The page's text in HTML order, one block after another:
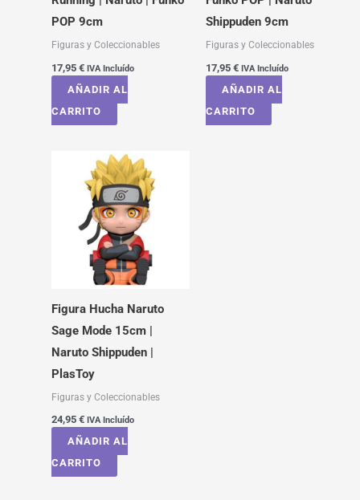
POP 9cm
Figuras y Coleccionables
17,95 € IVA Incluído
AÑADIR AL
CARRITO
Shippuden 9cm
Figuras y Coleccionables
17,95 € IVA Incluído
AÑADIR AL
CARRITO
Figura Hucha Naruto
Sage Mode 15cm |
Naruto Shippuden |
PlasToy
Figuras y Coleccionables
24,95 € IVA Incluído
AÑADIR AL
CARRITO